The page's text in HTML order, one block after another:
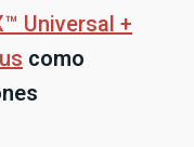
Universal +
como